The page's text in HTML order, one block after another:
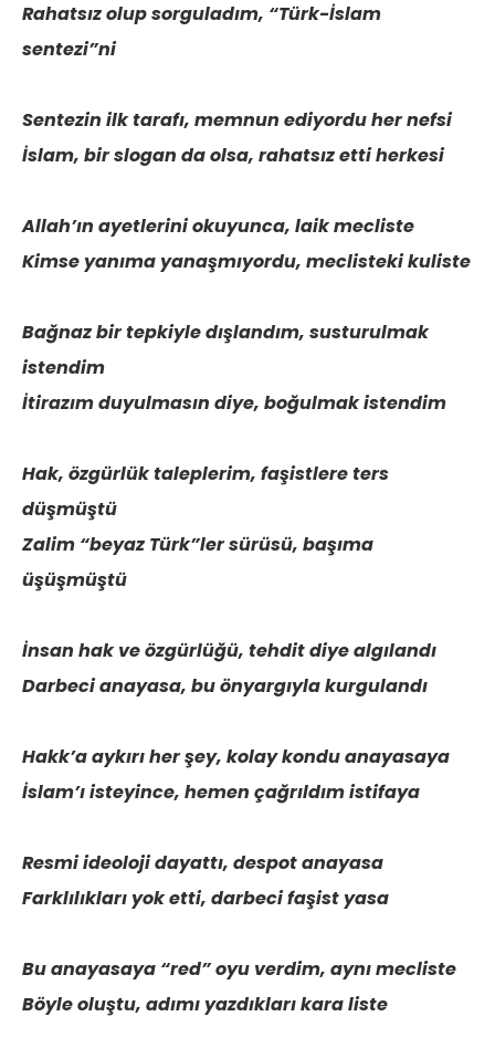
Rahatsız olup sorguladım, “Türk-İslam
sentezi”ni
Sentezin ilk tarafı, memnun ediyordu her nefsi
İslam, bir slogan da olsa, rahatsız etti herkesi
Allah’ın ayetlerini okuyunca, laik mecliste
Kimse yanıma yanaşmıyordu, meclisteki kuliste
Bağnaz bir tepkiyle dışlandım, susturulmak
istendim
İtirazım duyulmasın diye, boğulmak istendim
Hak, özgürlük taleplerim, faşistlere ters
düşmüştü
Zalim “beyaz Türk”ler sürüsü, başıma
üşüşmüştü
İnsan hak ve özgürlüğü, tehdit diye algılandı
Darbeci anayasa, bu önyargıyla kurgulandı
Hakk’a aykırı her şey, kolay kondu anayasaya
İslam’ı isteyince, hemen çağrıldım istifaya
Resmi ideoloji dayattı, despot anayasa
Farklılıkları yok etti, darbeci faşist yasa
Bu anayasaya “red” oyu verdim, aynı mecliste
Böyle oluştu, adımı yazdıkları kara liste